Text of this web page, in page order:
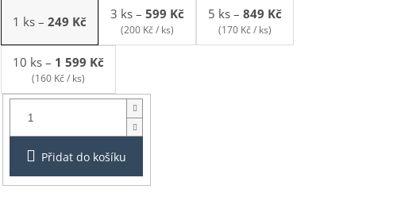
1 ks – 249 Kč 3 ks – 599 Kč
(200 Kč / ks)
5 ks – 849 Kč
(170 Kč / ks)
10 ks – 1 599 Kč
(160 Kč / ks)
Balení:
Přidat do košíku